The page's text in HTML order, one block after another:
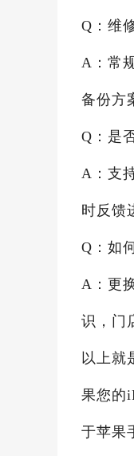
Q：维
A：常
备份方
Q：是
A：支
时反馈
Q：如
A：更
识，门
以上就
果您的
于苹果